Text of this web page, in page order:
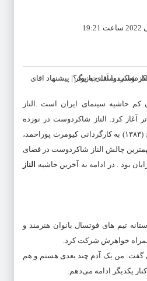
کم حاشیه سینمای ایران است . الناز
آغاز کرد. الناز شاکردوستدر نوزده
سالگی، با بازی در فیلم گل یخ (۱۳۸۳) به کارگردانی کیومرث پوراحمد،
چالش الناز شاکردوستدر فضای
بود . در ادامه به آخرین حاشیه الناز
تیم های فوتسال بانوان هنرمند و
خواهرش شرکت کرد.
گفت: من یک آدم چند بعدی هستم و هم
یکدیگر ادامه می‌دهم.